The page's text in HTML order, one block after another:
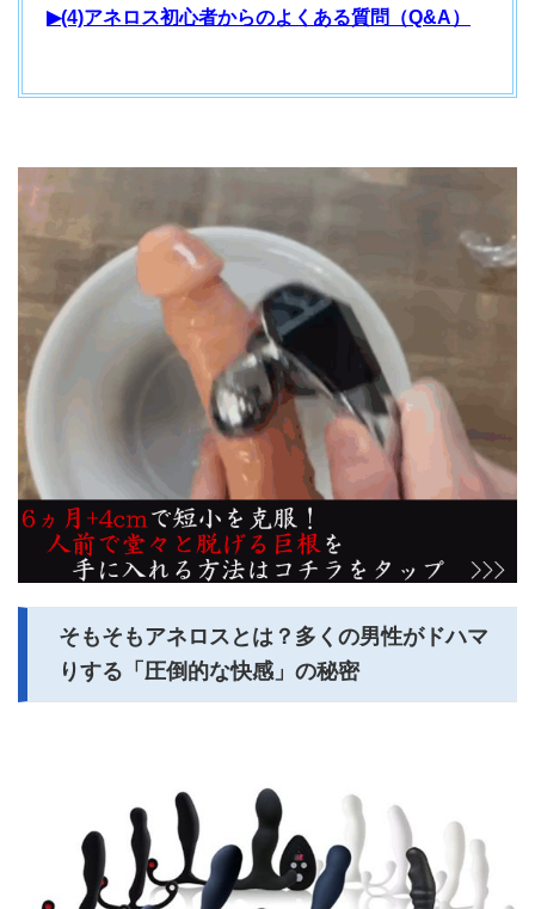
▶(4)アネロス初心者からのよくある質問（Q&A）
そもそもアネロスとは？多くの男性がドハマ
りする「圧倒的な快感」の秘密